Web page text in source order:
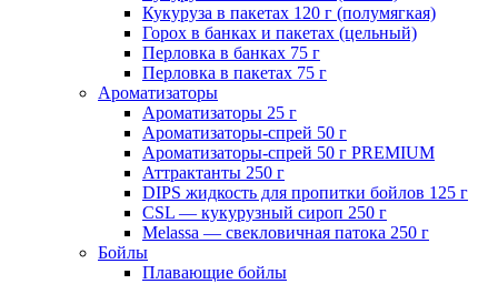
Кукуруза в пакетах 120 г (полумягкая)
Горох в банках и пакетах (цельный)
Перловка в банках 75 г
Перловка в пакетах 75 г
Ароматизаторы
Ароматизаторы 25 г
Ароматизаторы-спрей 50 г
Ароматизаторы-спрей 50 г PREMIUM
Аттрактанты 250 г
DIPS жидкость для пропитки бойлов 125 г
CSL — кукурузный сироп 250 г
Melassa — свекловичная патока 250 г
Бойлы
Плавающие бойлы